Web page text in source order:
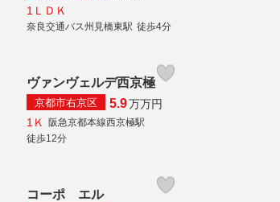
1ＬＤＫ
奈良交通バス州見橋東駅 徒歩4分
ヴァンヴェルデ西京極
京都市右京区 5.9万万円
1Ｋ
阪急京都本線西京極駅
徒歩12分
コーポ エル